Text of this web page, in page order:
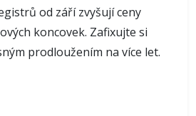
od září zvyšují ceny
koncovek. Zafixujte si
prodloužením na více let.